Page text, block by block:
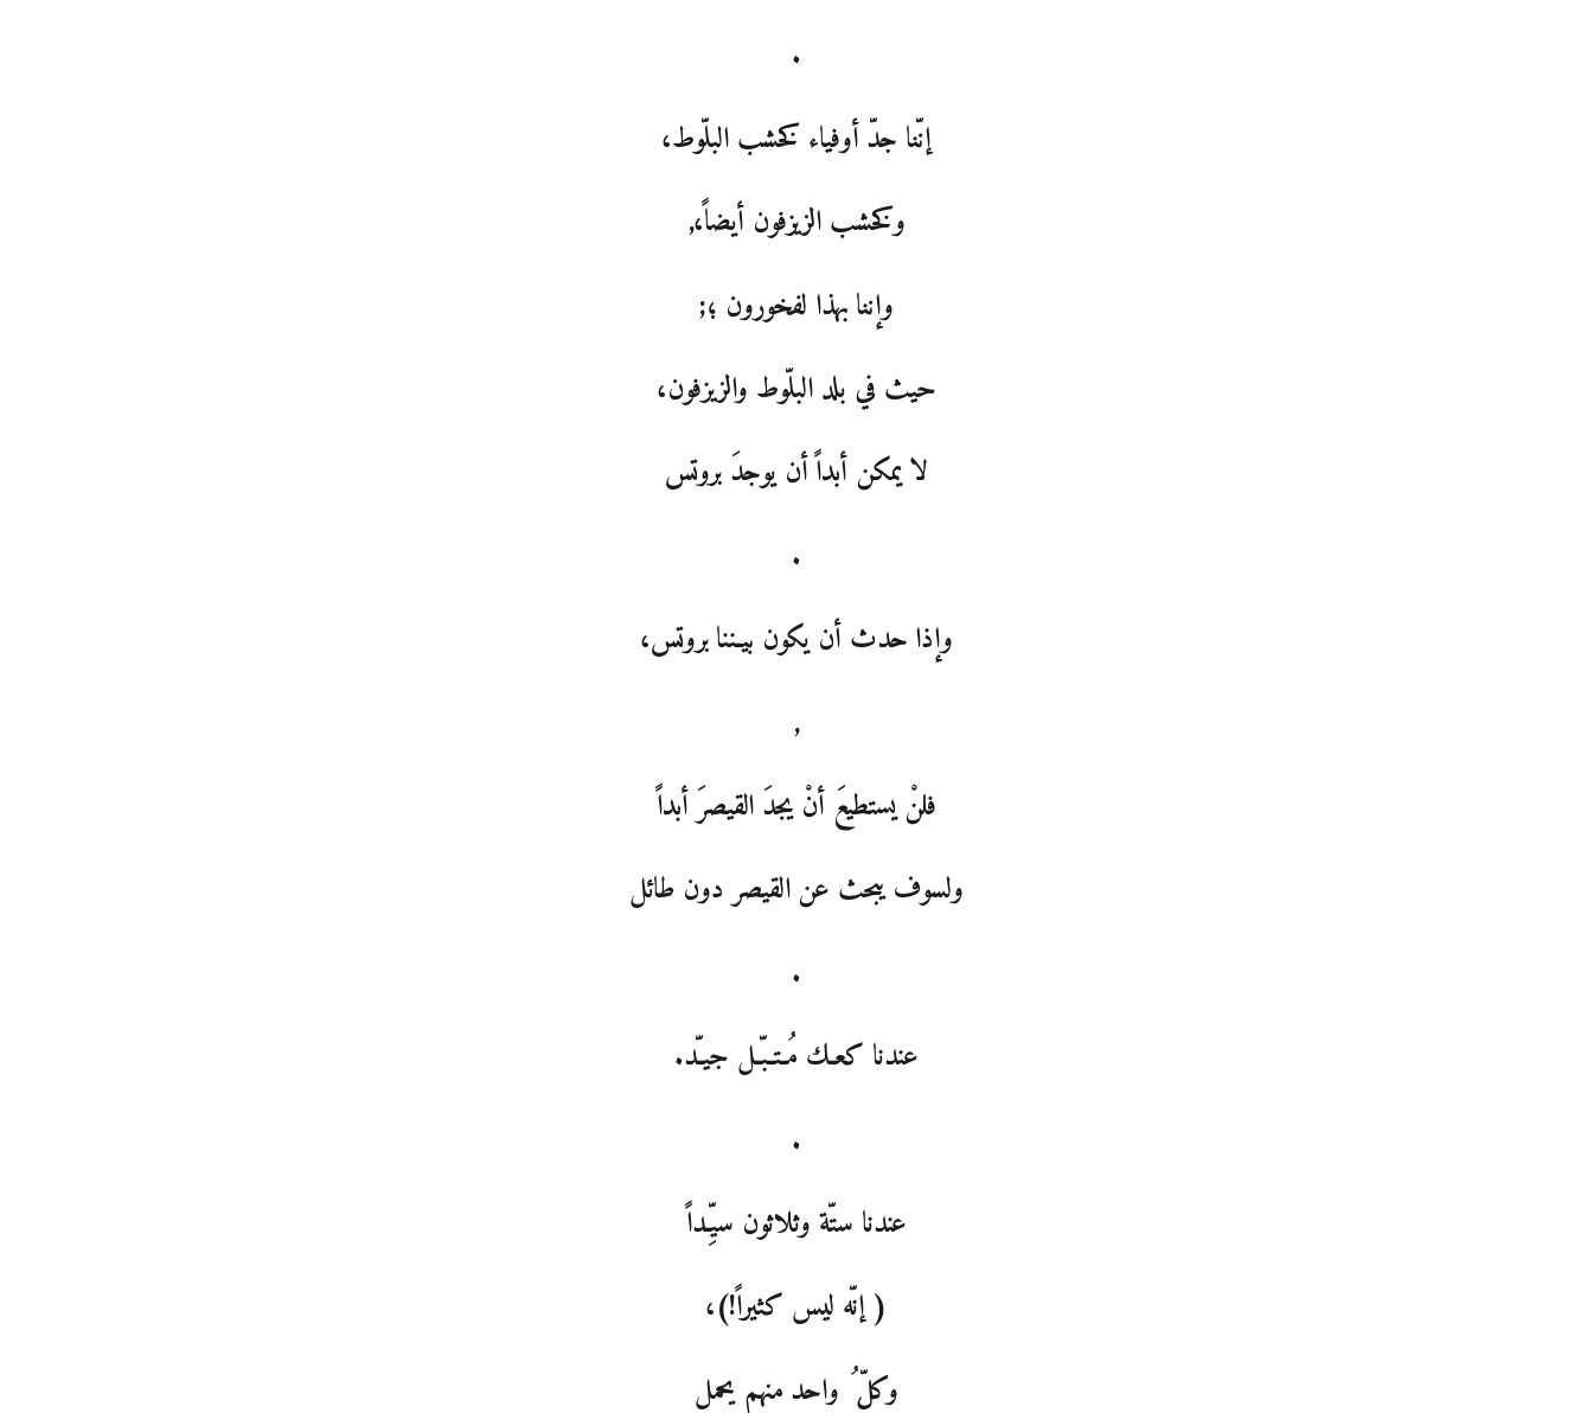
.
إنّنا جدّ أوفياء كخشب البلّوط،
وكخشب الزيزفون أيضاً،,
وإننا بهذا لفخورون ؛;
حيث في بلد البلّوط والزيزفون،
لا يمكن أبداً أن يوجدَ بروتس
.
وإذا حدث أن يكون بيـننا بروتس،
,
فلنْ يستطيعَ أنْ يجدَ القيصرَ أبداً
ولسوف يبحث عن القيصر دون طائل
.
عندنا كعـك مُـتـبّـل جيـّد.
.
عندنا ستّة وثلاثون سيِّـداً
( إنّه ليس كثيراً!)،
وكلّ ُ واحد منهم يحمل